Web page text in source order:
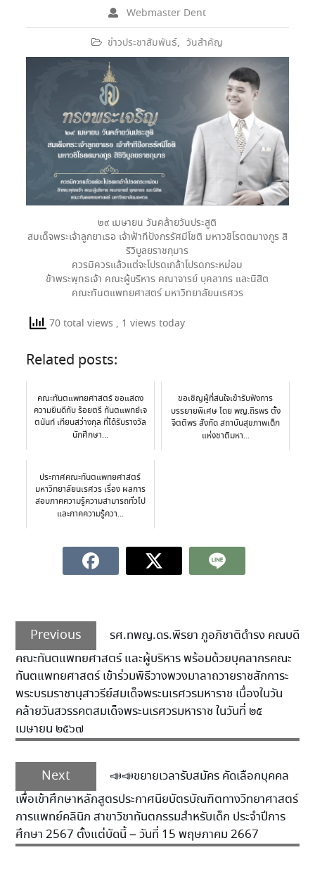
Webmaster Dent
ข่าวประชาสัมพันธ์, วันสำคัญ
๒๙ เมษายน วันคล้ายวันประสูติ
สมเด็จพระเจ้าลูกยาเธอ เจ้าฟ้าทีปังกรรัศมีโชติ มหาวชิโรตตมางกูร สิ
ริวิบูลยราชกุมาร
ควรมิควรแล้วแต่จะโปรดเกล้าโปรดกระหม่อม
ข้าพระพุทธเจ้า คณะผู้บริหาร คณาจารย์ บุคลากร และนิสิต
คณะทันตแพทยศาสตร์ มหาวิทยาลัยนเรศวร
70 total views , 1 views today
Related posts:
คณะทันตแพทยศาสตร์ ขอแสดง
ความยินดีกับ ร้อยตรี ทันตแพทย์เจ
ตนันท์ เทียนสว่างกุล ที่ได้รับรางวัล
นักศึกษา...
ขอเชิญผู้ที่สนใจเข้ารับฟังการ
บรรยายพิเศษ โดย พญ.ถิรพร ตั้ง
จิตติพร สังกัด สถาบันสุขภาพเด็ก
แห่งชาติมหา...
ประกาศคณะทันตแพทยศาสตร์
มหาวิทยาลัยนเรศวร เรื่อง ผลการ
สอบภาคความรู้ความสามารถทั่วไป
และภาคความรู้ควา...
Previous
รศ.ทพญ.ดร.พีรยา ภูอภิชาติดำรง คณบดี
คณะทันตแพทยศาสตร์ และผู้บริหาร พร้อมด้วยบุคลากรคณะ
ทันตแพทยศาสตร์ เข้าร่วมพิธีวางพวงมาลาถวายราชสักการะ
พระบรมราชานุสาวรีย์สมเด็จพระนเรศวรมหาราช เนื่องในวัน
คล้ายวันสวรรคตสมเด็จพระนเรศวรมหาราช ในวันที่ ๒๕
เมษายน ๒๕๖๗
Next
📣📣ขยายเวลารับสมัคร คัดเลือกบุคคล
เพื่อเข้าศึกษาหลักสูตรประกาศนียบัตรบัณฑิตทางวิทยาศาสตร์
การแพทย์คลินิก สาขาวิชาทันตกรรมสำหรับเด็ก ประจำปีการ
ศึกษา 2567 ตั้งแต่บัดนี้ – วันที่ 15 พฤษภาคม 2667